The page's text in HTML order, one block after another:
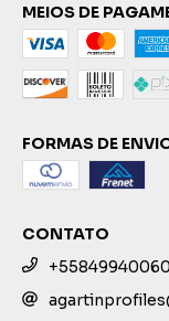
MEIOS DE
FORMAS DE
CONTATO